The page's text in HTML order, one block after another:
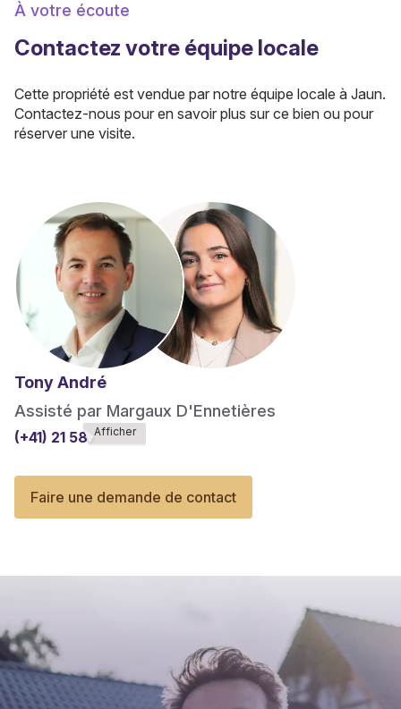
À votre écoute
Contactez votre équipe locale
Cette propriété est vendue par notre équipe locale à Jaun.
Contactez-nous pour en savoir plus sur ce bien ou pour
réserver une visite.
Tony André
Assisté par Margaux D'Ennetières
(+41) 21 588******
Afficher
Faire une demande de contact